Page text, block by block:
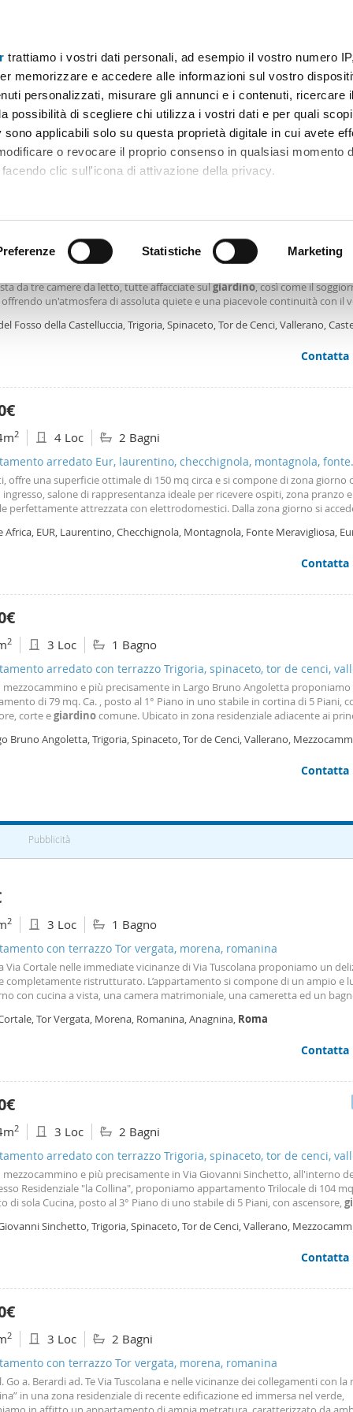
trattiamo i vostri dati personali, ad esempio il vostro numero
memorizzare e accedere alle informazioni sul vostro
personalizzati, misurare gli annunci e i contenuti, ricercare
possibilità di scegliere chi utilizza i vostri dati e per quali
applicabili solo su questa proprietà digitale in cui avete
o revocare il proprio consenso in qualsiasi momento
clic sull'icona di attivazione della privacy.
scansionandolo attivamente alla ricerca di caratteristiche
elaborati i tuoi dati personali e imposta le tue preferenze
il tuo consenso in qualsiasi momento dalla Dichiarazione
contenuti ed annunci, per fornire funzionalità dei
Condividiamo inoltre informazioni sul modo in cui utilizza il
di analisi dei dati web, pubblicità e social media, i quali
che ha fornito loro o che hanno raccolto dal suo utilizzo
Statistiche Marketing
Prezzo Superficie Locali Più filtri - 2
affitto giardino ciampino roma Roma
Ordine Mioaffitto
arredato con terrazzo Trigoria, spinaceto, tor de cenci,
da tre camere da letto, tutte affacciate sulgiardino, così come il
offrendo un'atmosfera di assoluta quiete e una piacevole continuità con il
e ben collegata a solo 5 minuti dal campus Bio
Fosso della Castelluccia, Trigoria, Spinaceto, Tor de Cenci, Vallerano,
Contatta
2 4 Loc 2 Bagni
arredato Eur, laurentino, checchignola, montagnola, fonte
offre una superficie ottimale di 150 mq circa e si compone di zona giorno
salone di rappresentanza ideale per ricevere ospiti, zona pranzo
perfettamente attrezzata con elettrodomestici. Dalla zona giorno si
di servizio e di un locale tecnico
Africa, EUR, Laurentino, Checchignola, Montagnola, Fonte Meravigliosa,
Contatta
2 3 Loc 1 Bagno
arredato con terrazzo Trigoria, spinaceto, tor de cenci,
mezzocammino e più precisamente in Largo Bruno Angoletta proponiamo
di 79 mq. Ca. , posto al 1° Piano in uno stabile in cortina di 5 Piani,
corte egiardinocomune. Ubicato in zona residenziale adiacente ai
all'aria aperta quali barbecue
Bruno Angoletta, Trigoria, Spinaceto, Tor de Cenci, Vallerano,
Contatta
Pubblicità
2 3 Loc 1 Bagno
con terrazzo Tor vergata, morena, romanina
Via Cortale nelle immediate vicinanze di Via Tuscolana proponiamo un
completamente ristrutturato. L’appartamento si compone di un ampio e
con cucina a vista, una camera matrimoniale, una cameretta ed un
la proprietà un piccologiardinopavimentato. Situato in una posizione
pratico e ben collegato. Libero dal 1settembre 2026. Tel 0672677391
Tor Vergata, Morena, Romanina, Anagnina, Roma
Contatta
2 3 Loc 2 Bagni
arredato con terrazzo Trigoria, spinaceto, tor de cenci,
mezzocammino e più precisamente in Via Giovanni Sinchetto, all'interno
Residenziale "la Collina", proponiamo appartamento Trilocale di 104
di sola Cucina, posto al 3° Piano di uno stabile di 5 Piani, con ascensore,
per attività all'aria aperta
Sinchetto, Trigoria, Spinaceto, Tor de Cenci, Vallerano,
Contatta
2 3 Loc 2 Bagni
con terrazzo Tor vergata, morena, romanina
l. Go a. Berardi ad. Te Via Tuscolana e nelle vicinanze dei collegamenti con la
in una zona residenziale di recente edificazione ed immersa nel verde,